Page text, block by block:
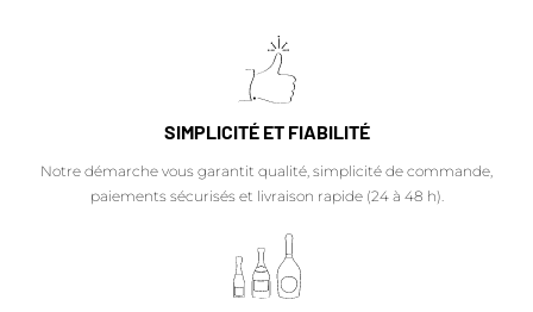
SIMPLICITÉ ET FIABILITÉ
Notre démarche vous garantit qualité, simplicité de commande,
paiements sécurisés et livraison rapide (24 à 48 h).